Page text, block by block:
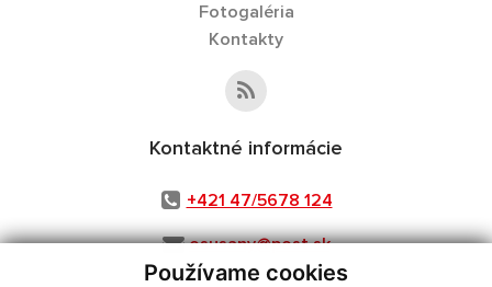
Používame cookies
Fotogaléria
Kontakty
Kontaktné informácie
+421 47/5678 124
osusany@post.sk